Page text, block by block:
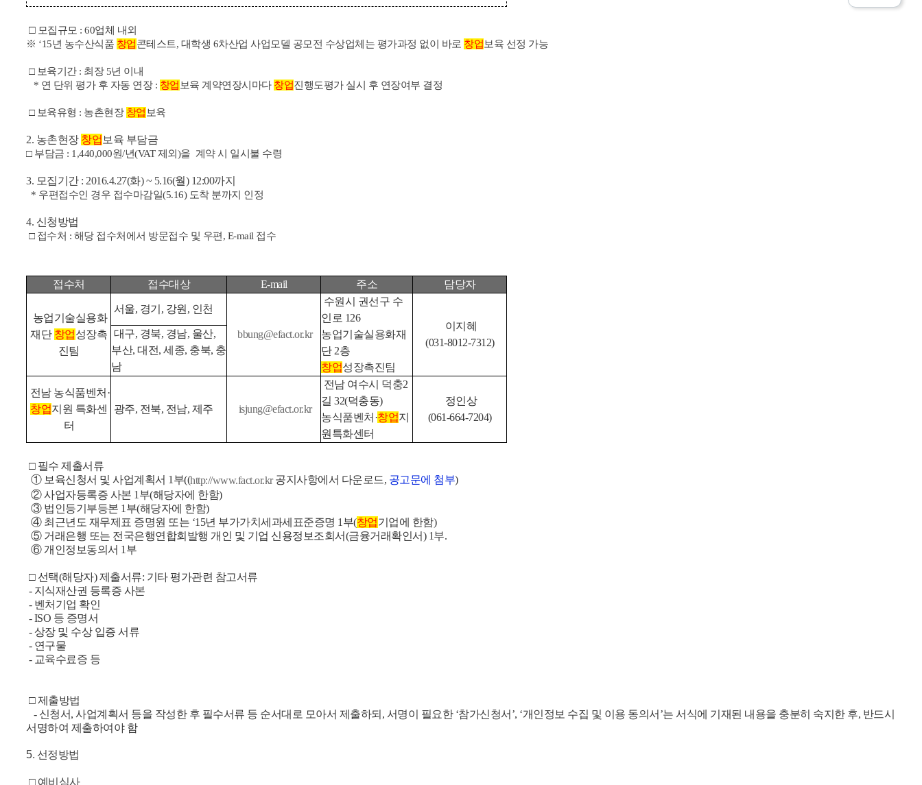
□모집규모 : 60업체 내외
※ ‘15년 농수산식품 창업콘테스트, 대학생 6차산업 사업모델 공모전 수상업체는 평가과정 없이 바로 창업보육 선정 가능
□ 보육기간 : 최장 5년 이내
* 연 단위 평가 후 자동 연장 : 창업보육 계약연장시마다 창업진행도평가 실시 후 연장여부 결정
□ 보육유형 : 농촌현장 창업보육
2. 농촌현장 창업 보육 부담금
□부담금 : 1,440,000원/년(VAT 제외)을 계약 시 일시불 수령
3. 모집기간 : 2016.4.27(화) ~ 5.16(월) 12:00까지
* 우편접수인 경우 접수마감일(5.16) 도착 분까지 인정
4. 신청방법
□ 접수처 : 해당 접수처에서 방문접수 및 우편, E-mail 접수
접수처 접수대상 E-mail 주소 담당자
농업기술실용화
재단 창업성장촉
진팀
서울, 경기, 강원, 인천
bbung@efact.or.kr
수원시 권선구 수
인로 126
농업기술실용화재
단 2층
창업성장촉진팀
이지혜
(031-8012-7312)
대구, 경북, 경남, 울산,
부산, 대전, 세종, 충북, 충
남
전남 농식품벤처·
창업지원 특화센
터
광주, 전북, 전남, 제주 isjung@efact.or.kr
전남 여수시 덕충2
길 32(덕충동)
농식품벤처·창업지
원특화센터
정인상
(061-664-7204)
□ 필수 제출서류
① 보육신청서 및 사업계획서 1부((http://www.fact.or.kr공지사항에서 다운로드, 공고문에 첨부)
② 사업자등록증 사본 1부(해당자에 한함)
③ 법인등기부등본 1부(해당자에 한함)
④ 최근년도 재무제표 증명원 또는 ‘15년 부가가치세과세표준증명 1부(창업기업에 한함)
⑤ 거래은행 또는 전국은행연합회발행 개인 및 기업 신용정보조회서(금융거래확인서) 1부.
⑥ 개인정보동의서 1부
□ 선택(해당자) 제출서류: 기타 평가관련 참고서류
- 지식재산권 등록증 사본
- 벤처기업 확인
- ISO 등 증명서
- 상장 및 수상 입증 서류
- 연구물
- 교육수료증 등
□ 제출방법
- 신청서, 사업계획서 등을 작성한 후 필수서류 등 순서대로 모아서 제출하되, 서명이 필요한 ‘참가신청서’, ‘개인정보 수집 및 이용 동의서’는 서식에 기재된 내용을 충분히 숙지한 후, 반드시
서명하여 제출하여야 함
5. 선정방법
□ 예비심사